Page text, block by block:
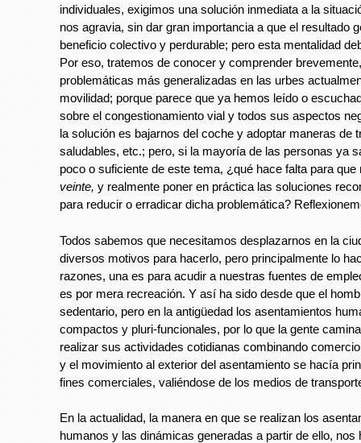
individuales, exigimos una solución inmediata a la
nos agravia, sin dar gran importancia a que el resultado
beneficio colectivo y perdurable; pero esta mentalidad
Por eso, tratemos de conocer y comprender
problemáticas más generalizadas en las urbes
movilidad; porque parece que ya hemos leído o
sobre el congestionamiento vial y todos sus aspectos
la solución es bajarnos del coche y adoptar maneras de
saludables, etc.; pero, si la mayoría de las personas ya
poco o suficiente de este tema, ¿qué hace falta para
veinte, y realmente poner en práctica las soluciones
para reducir o erradicar dicha problemática?
Todos sabemos que necesitamos desplazarnos en la
diversos motivos para hacerlo, pero principalmente lo
razones, una es para acudir a nuestras fuentes de
es por mera recreación. Y así ha sido desde que el
sedentario, pero en la antigüedad los asentamientos
compactos y pluri-funcionales, por lo que la gente
realizar sus actividades cotidianas combinando
y el movimiento al exterior del asentamiento se hacía
fines comerciales, valiéndose de los medios de
En la actualidad, la manera en que se realizan los
humanos y las dinámicas generadas a partir de ello, nos